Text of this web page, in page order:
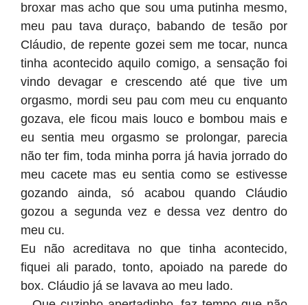
broxar mas acho que sou uma putinha mesmo,
meu pau tava duraço, babando de tesão por
Cláudio, de repente gozei sem me tocar, nunca
tinha acontecido aquilo comigo, a sensação foi
vindo devagar e crescendo até que tive um
orgasmo, mordi seu pau com meu cu enquanto
gozava, ele ficou mais louco e bombou mais e
eu sentia meu orgasmo se prolongar, parecia
não ter fim, toda minha porra já havia jorrado do
meu cacete mas eu sentia como se estivesse
gozando ainda, só acabou quando Cláudio
gozou a segunda vez e dessa vez dentro do
meu cu.
Eu não acreditava no que tinha acontecido,
fiquei ali parado, tonto, apoiado na parede do
box. Cláudio já se lavava ao meu lado.